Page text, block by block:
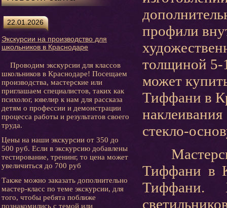
22.01.2026
Экскурсии на производство для
школьников в Краснодаре
Проводим экскурсии для классов
школьников в Краснодаре! Посещаем
производства, мастерские или
приглашаем специалистов, таких как
психолог, ювелир к нам для рассказа
детям о профессии и демонстрации
процесса работы и результатов своего
труда.
Цены на наши экскурсии от 350 до
500 руб. Если в экскурсию добавлены
тестирование, тренинг, то цена может
увеличиться до 700 руб
Также можно заказать дополнительно
мастер-класс по теме экскурсии, для
того, чтобы ребята поближе
познакомились с темой или
профили
толщиной 5-
может
Тиффани в
стекло-
Тиффани в
Тиффани.